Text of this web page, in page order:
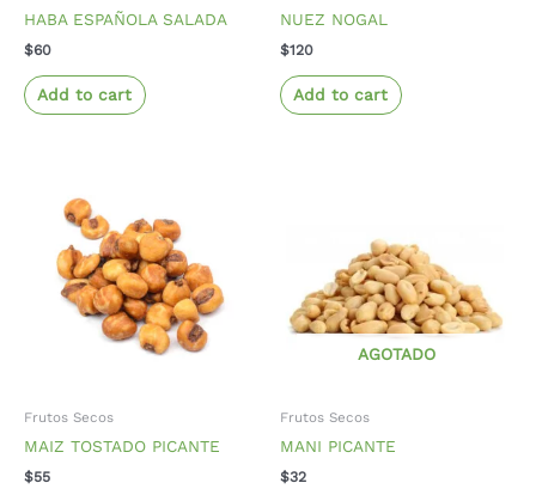
HABA ESPAÑOLA SALADA
$60
Add to cart
NUEZ NOGAL
$120
Add to cart
Frutos Secos
MAIZ TOSTADO PICANTE
$55
AGOTADO
Frutos Secos
MANI PICANTE
$32